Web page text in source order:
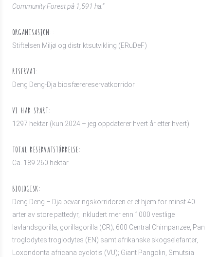
Community Forest på 1,591 ha.”
ORGANISASJON::
Stiftelsen Miljø og distriktsutvikling (ERuDeF)
RESERVAT:
Deng Deng-Dja biosfærereservatkorridor
VI HAR SPART:
1297 hektar (kun 2024 – jeg oppdaterer hvert år etter hvert)
TOTAL RESERVATSTØRRELSE:
Ca. 189 260 hektar
BIOLOGISK:
Deng Deng – Dja bevaringskorridoren er et hjem for minst 40
arter av store pattedyr, inkludert mer enn 1000 vestlige
lavlandsgorilla, gorillagorilla (CR); 600 Central Chimpanzee, Pan
troglodytes troglodytes (EN) samt afrikanske skogselefanter,
Loxondonta africana cyclotis (VU); Giant Pangolin, Smutsia